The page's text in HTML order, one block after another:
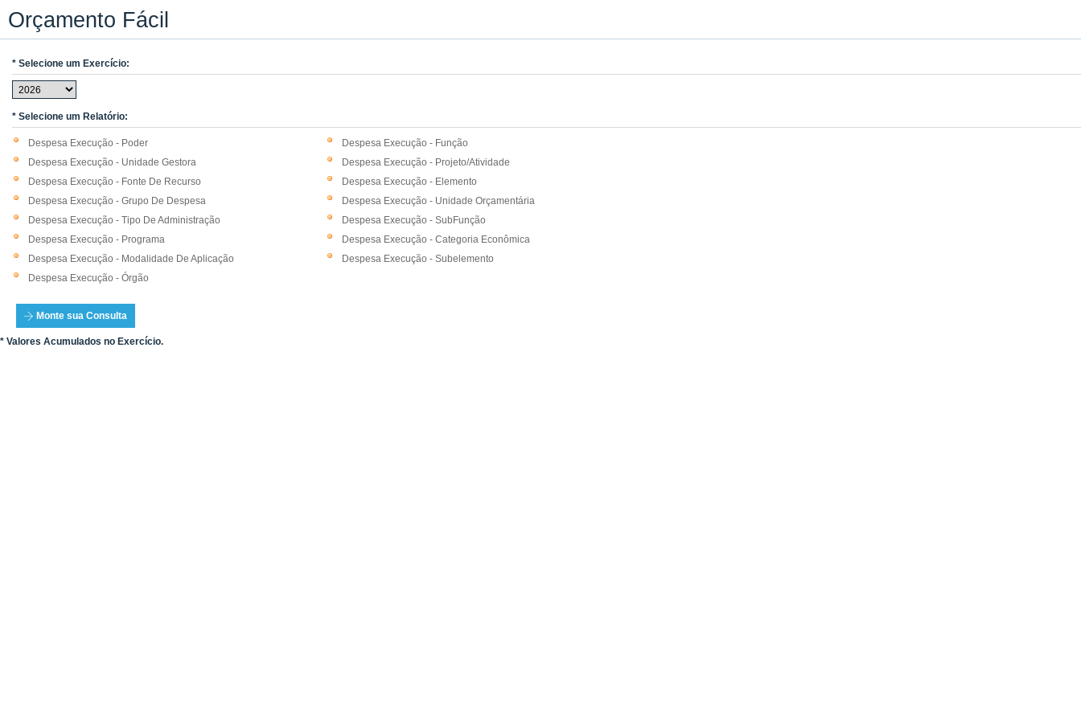
Orçamento Fácil
* Selecione um Exercício:
* Selecione um Relatório:
Despesa Execução - Poder
Despesa Execução - Unidade Gestora
Despesa Execução - Fonte De Recurso
Despesa Execução - Grupo De Despesa
Despesa Execução - Tipo De Administração
Despesa Execução - Programa
Despesa Execução - Modalidade De Aplicação
Despesa Execução - Órgão
Despesa Execução - Função
Despesa Execução - Projeto/Atividade
Despesa Execução - Elemento
Despesa Execução - Unidade Orçamentária
Despesa Execução - SubFunção
Despesa Execução - Categoria Econômica
Despesa Execução - Subelemento
Monte sua Consulta
* Valores Acumulados no Exercício.